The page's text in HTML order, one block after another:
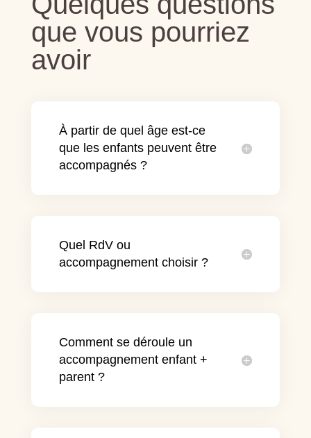
que vous pourriez
avoir
À partir de quel âge est-ce
que les enfants peuvent être
accompagnés ?
Quel RdV ou
accompagnement choisir ?
Comment se déroule un
accompagnement enfant +
parent ?